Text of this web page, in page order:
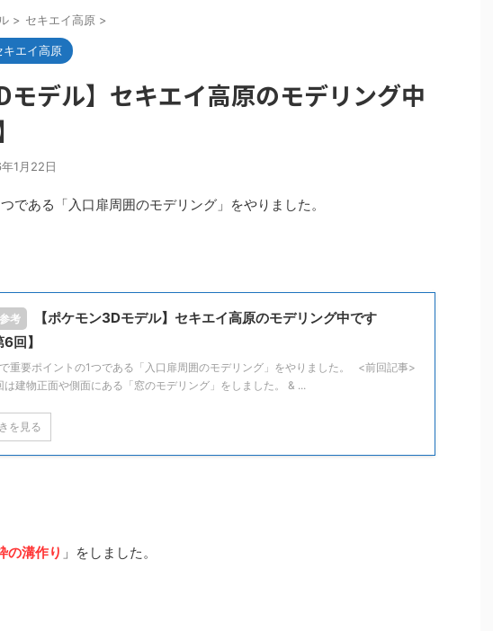
> セキエイ高原 >
キエイ高原
モデル】セキエイ高原のモデリング中
1月22日
である「入口扉周囲のモデリング」をやりました。
参考
【ポケモン3Dモデル】セキエイ高原のモデリング中です
6回】
重要ポイントの1つである「入口扉周囲のモデリング」をやりました。 <前回記事>
は建物正面や側面にある「窓のモデリング」をしました。 & ...
を見る
の溝作り 」をしました。